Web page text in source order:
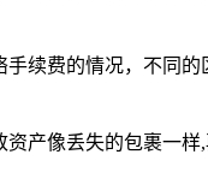
续费的情况，不同
产像丢失的包裹一样,